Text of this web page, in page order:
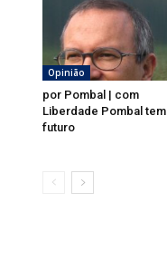
Opinião
por Pombal | com
Liberdade Pombal tem
futuro